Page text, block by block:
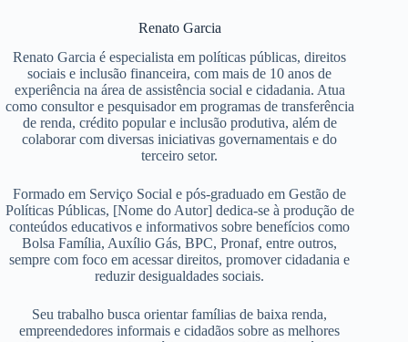
Renato Garcia
Renato Garcia é especialista em políticas públicas, direitos
sociais e inclusão financeira, com mais de 10 anos de
experiência na área de assistência social e cidadania. Atua
como consultor e pesquisador em programas de transferência
de renda, crédito popular e inclusão produtiva, além de
colaborar com diversas iniciativas governamentais e do
terceiro setor.
Formado em Serviço Social e pós-graduado em Gestão de
Políticas Públicas, [Nome do Autor] dedica-se à produção de
conteúdos educativos e informativos sobre benefícios como
Bolsa Família, Auxílio Gás, BPC, Pronaf, entre outros,
sempre com foco em acessar direitos, promover cidadania e
reduzir desigualdades sociais.
Seu trabalho busca orientar famílias de baixa renda,
empreendedores informais e cidadãos sobre as melhores